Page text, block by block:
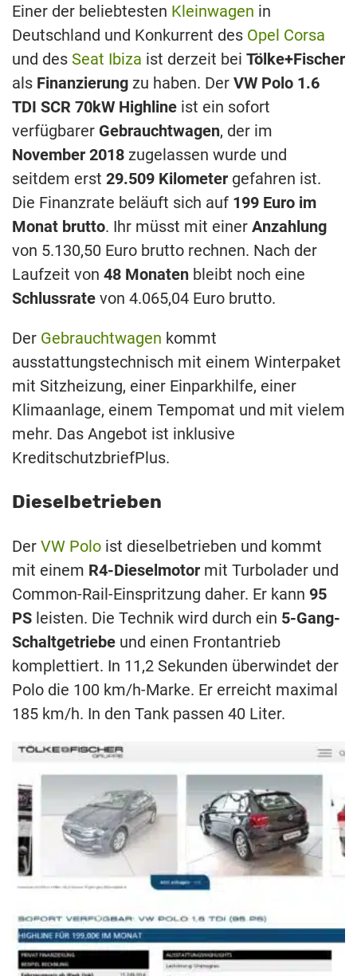
Einer der beliebtesten Kleinwagen in
Deutschland und Konkurrent des Opel Corsa
und des Seat Ibiza ist derzeit bei Tölke+Fischer
als Finanzierung zu haben. Der VW Polo 1.6
TDI SCR 70kW Highline ist ein sofort
verfügbarer Gebrauchtwagen, der im
November 2018 zugelassen wurde und
seitdem erst 29.509 Kilometer gefahren ist.
Die Finanzrate beläuft sich auf 199 Euro im
Monat brutto. Ihr müsst mit einer Anzahlung
von 5.130,50 Euro brutto rechnen. Nach der
Laufzeit von 48 Monaten bleibt noch eine
Schlussrate von 4.065,04 Euro brutto.
Der Gebrauchtwagen kommt
ausstattungstechnisch mit einem Winterpaket
mit Sitzheizung, einer Einparkhilfe, einer
Klimaanlage, einem Tempomat und mit vielem
mehr. Das Angebot ist inklusive
KreditschutzbriefPlus.
Dieselbetrieben
Der VW Polo ist dieselbetrieben und kommt
mit einem R4-Dieselmotor mit Turbolader und
Common-Rail-Einspritzung daher. Er kann 95
PS leisten. Die Technik wird durch ein 5-Gang-
Schaltgetriebe und einen Frontantrieb
komplettiert. In 11,2 Sekunden überwindet der
Polo die 100 km/h-Marke. Er erreicht maximal
185 km/h. In den Tank passen 40 Liter.